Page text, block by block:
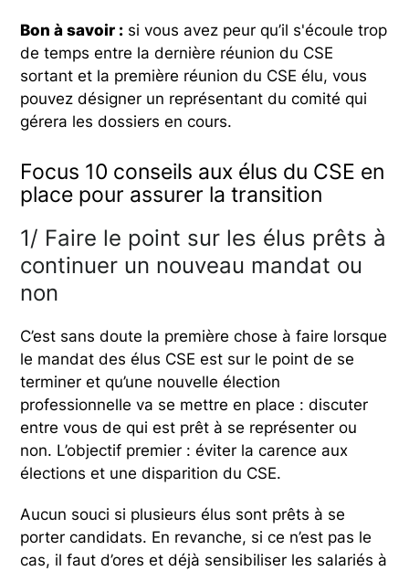
Bon à savoir : si vous avez peur qu’il s'écoule trop
de temps entre la dernière réunion du CSE
sortant et la première réunion du CSE élu, vous
pouvez désigner un représentant du comité qui
gérera les dossiers en cours.
Focus 10 conseils aux élus du CSE en
place pour assurer la transition
1/ Faire le point sur les élus prêts à
continuer un nouveau mandat ou
non
C’est sans doute la première chose à faire lorsque
le mandat des élus CSE est sur le point de se
terminer et qu’une nouvelle élection
professionnelle va se mettre en place : discuter
entre vous de qui est prêt à se représenter ou
non. L’objectif premier : éviter la carence aux
élections et une disparition du CSE.
Aucun souci si plusieurs élus sont prêts à se
porter candidats. En revanche, si ce n’est pas le
cas, il faut d’ores et déjà sensibiliser les salariés à